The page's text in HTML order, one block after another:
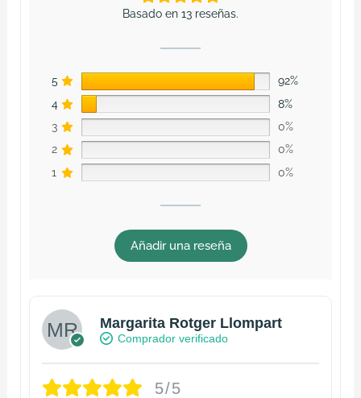
Basado en 13 reseñas.
5
92%
4
8%
3
0%
2
0%
1
0%
Añadir una reseña
Margarita Rotger Llompart
Comprador verificado
5/5